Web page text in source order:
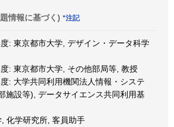
情報に基づく) *注記
: 東京都市大学, デザイン・データ科学
: 東京都市大学, その他部局等, 教授
: 大学共同利用機関法人情報・システ
施設等), データサイエンス共同利用基
化学研究所, 客員助手